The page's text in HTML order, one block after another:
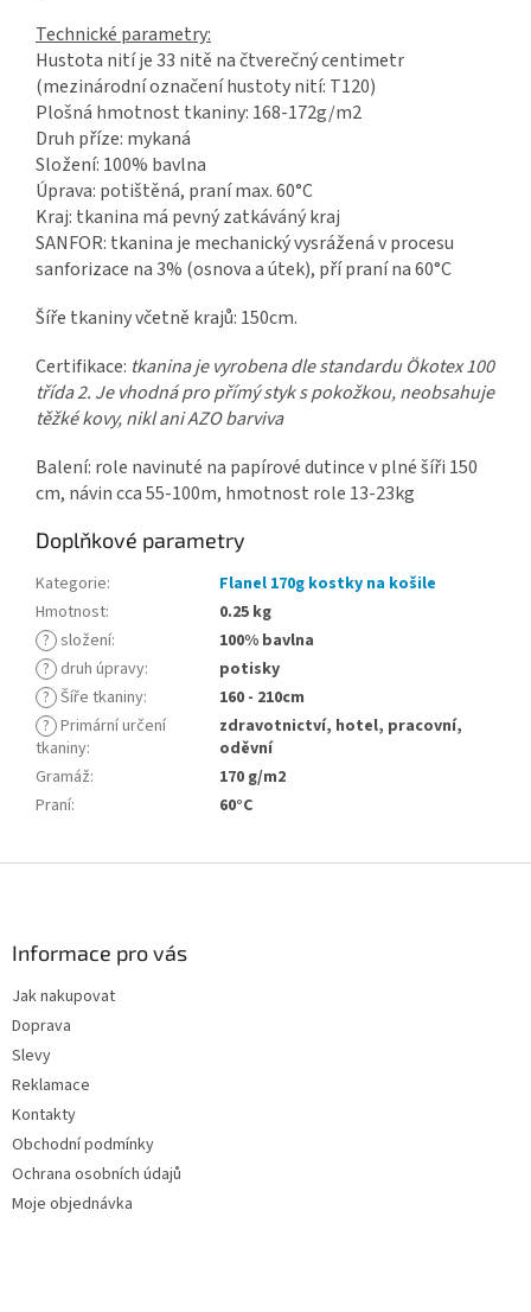
Technické parametry:
Hustota nití je 33 nitě na čtverečný centimetr
(mezinárodní označení hustoty nití: T120)
Plošná hmotnost tkaniny: 168-172g/m2
Druh příze: mykaná
Složení: 100% bavlna
Úprava: potištěná, praní max. 60°C
Kraj: tkanina má pevný zatkáváný kraj
SANFOR: tkanina je mechanický vysrážená v procesu
sanforizace na 3% (osnova a útek), pří praní na 60°C
Šíře tkaniny včetně krajů: 150cm.
Certifikace: tkanina je vyrobena dle standardu Ökotex 100
třída 2. Je vhodná pro přímý styk s pokožkou, neobsahuje
těžké kovy, nikl ani AZO barviva
Balení: role navinuté na papírové dutince v plné šíři 150
cm, návin cca 55-100m, hmotnost role 13-23kg
Doplňkové parametry
Kategorie:
Flanel 170g kostky na košile
Hmotnost:
0.25 kg
? složení:
100% bavlna
? druh úpravy:
potisky
? Šíře tkaniny:
160 - 210cm
? Primární určení
tkaniny:
zdravotnictví, hotel, pracovní,
oděvní
Gramáž:
170 g/m2
Praní: 60°C
Informace pro vás
Jak nakupovat
Doprava
Slevy
Reklamace
Kontakty
Obchodní podmínky
Ochrana osobních údajů
Moje objednávka